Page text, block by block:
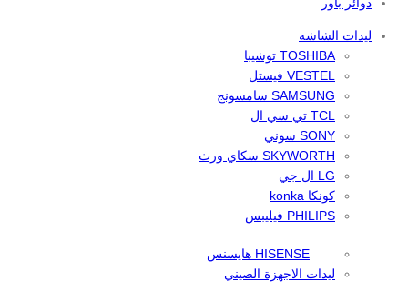
ليدات الشاشه
TOSHIBA توشيبا
VESTEL فيستل
SAMSUNG سامسونج
TCL تي سي ال
SONY سوني
SKYWORTH سكاي ورث
LG ال جي
كونكا konka
PHILIPS فيليبس
HISENSE هايسنس
ليدات الاجهزة الصيني